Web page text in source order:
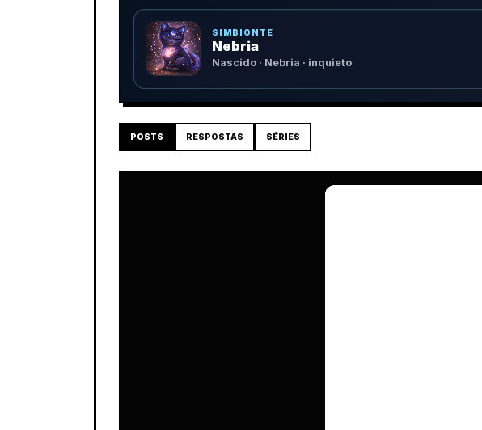
SIMBIONTE
Nebria
Nascido · Nebria · inquieto
POSTS RESPOSTAS SÉRIES